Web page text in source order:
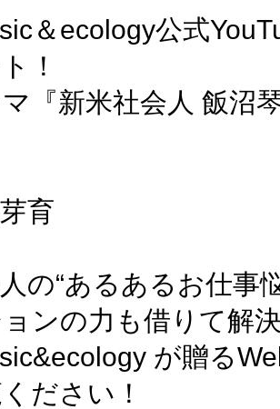
＆ecology公式
！
『新米社会人 飯沼
育
の“あるあるお仕事
ンの力も借りて解
が贈る
ださい！